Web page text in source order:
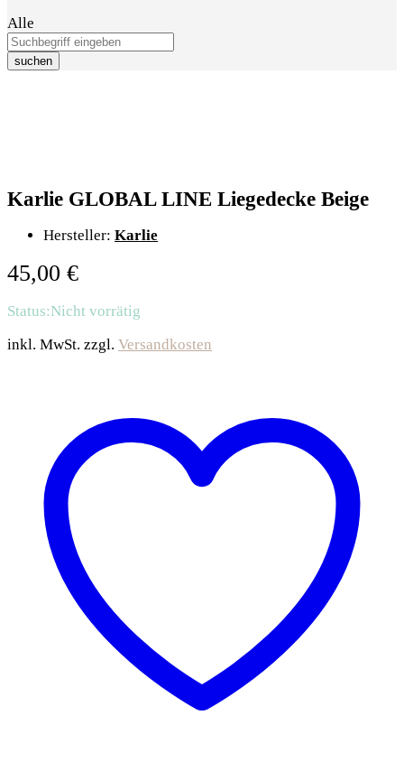
Alle
suchen
Karlie GLOBAL LINE Liegedecke Beige
Hersteller: Karlie
45,00 €
Status:Nicht vorrätig
inkl. MwSt. zzgl. Versandkosten